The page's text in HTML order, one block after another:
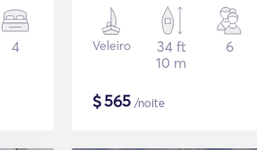
4 Veleiro
34 ft
10 m
6
$565 /noite